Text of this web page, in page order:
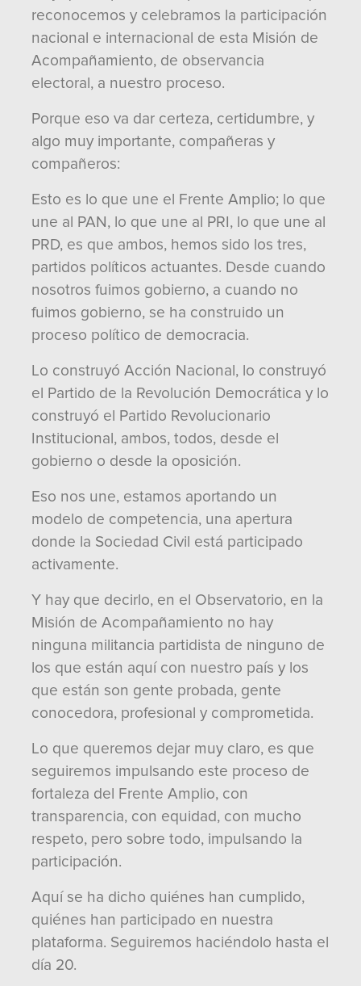
reconocemos y celebramos la participación
nacional e internacional de esta Misión de
Acompañamiento, de observancia
electoral, a nuestro proceso.
Porque eso va dar certeza, certidumbre, y
algo muy importante, compañeras y
compañeros:
Esto es lo que une el Frente Amplio; lo que
une al PAN, lo que une al PRI, lo que une al
PRD, es que ambos, hemos sido los tres,
partidos políticos actuantes. Desde cuando
nosotros fuimos gobierno, a cuando no
fuimos gobierno, se ha construido un
proceso político de democracia.
Lo construyó Acción Nacional, lo construyó
el Partido de la Revolución Democrática y lo
construyó el Partido Revolucionario
Institucional, ambos, todos, desde el
gobierno o desde la oposición.
Eso nos une, estamos aportando un
modelo de competencia, una apertura
donde la Sociedad Civil está participado
activamente.
Y hay que decirlo, en el Observatorio, en la
Misión de Acompañamiento no hay
ninguna militancia partidista de ninguno de
los que están aquí con nuestro país y los
que están son gente probada, gente
conocedora, profesional y comprometida.
Lo que queremos dejar muy claro, es que
seguiremos impulsando este proceso de
fortaleza del Frente Amplio, con
transparencia, con equidad, con mucho
respeto, pero sobre todo, impulsando la
participación.
Aquí se ha dicho quiénes han cumplido,
quiénes han participado en nuestra
plataforma. Seguiremos haciéndolo hasta el
día 20.